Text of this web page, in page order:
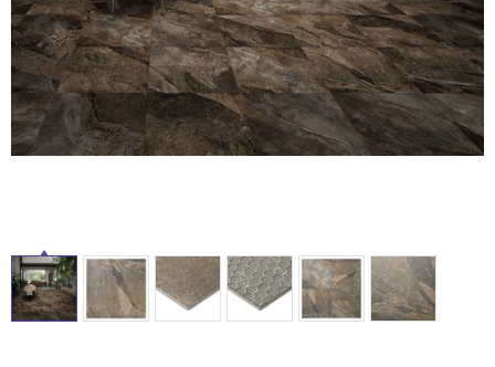
メンテナンス・施工材 新商品
ミラタップチャンネル
オンライン相談
ル
屋
内
床・
浴
室
床・